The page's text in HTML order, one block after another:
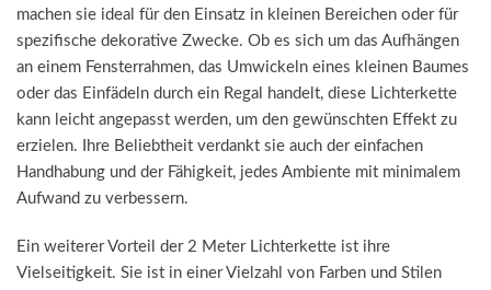
machen sie ideal für den Einsatz in kleinen Bereichen oder für
spezifische dekorative Zwecke. Ob es sich um das Aufhängen
an einem Fensterrahmen, das Umwickeln eines kleinen Baumes
oder das Einfädeln durch ein Regal handelt, diese Lichterkette
kann leicht angepasst werden, um den gewünschten Effekt zu
erzielen. Ihre Beliebtheit verdankt sie auch der einfachen
Handhabung und der Fähigkeit, jedes Ambiente mit minimalem
Aufwand zu verbessern.
Ein weiterer Vorteil der 2 Meter Lichterkette ist ihre
Vielseitigkeit. Sie ist in einer Vielzahl von Farben und Stilen